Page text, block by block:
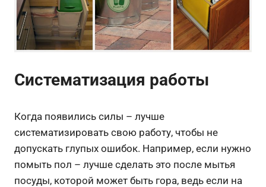
Систематизация работы
Когда появились силы – лучше
систематизировать свою работу, чтобы не
допускать глупых ошибок. Например, если нужно
помыть пол – лучше сделать это после мытья
посуды, которой может быть гора, ведь если на